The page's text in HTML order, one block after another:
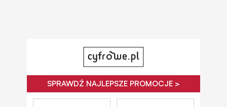
SPRAWDŹ NAJLEPSZE PROMOCJE >